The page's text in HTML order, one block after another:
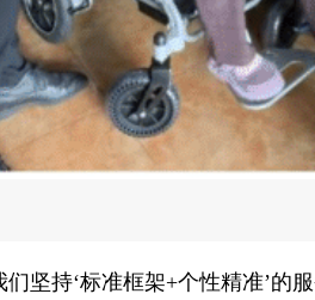
们坚持‘标准框架+个性精准’的